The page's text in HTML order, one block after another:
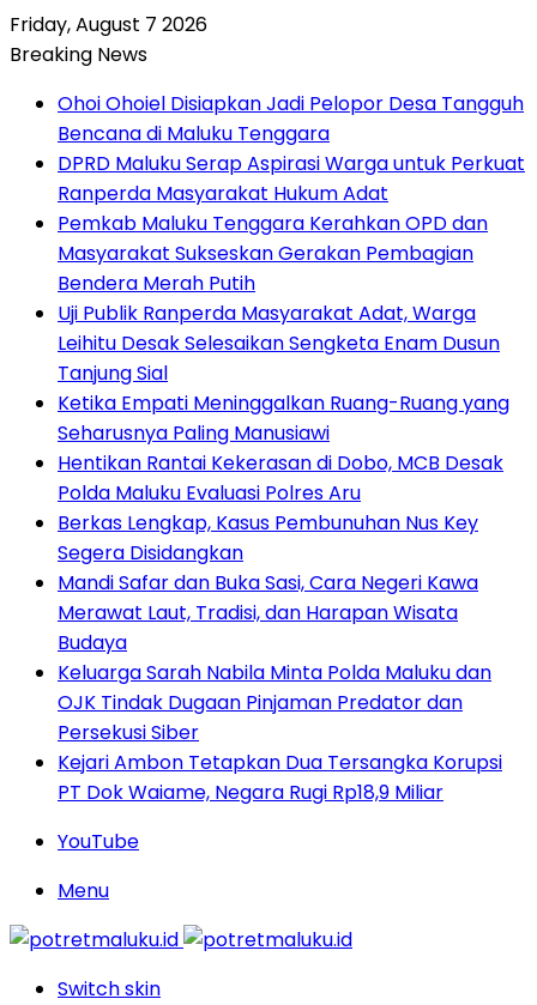
Friday, August 7 2026
Breaking News
Ohoi Ohoiel Disiapkan Jadi Pelopor Desa Tangguh
Bencana di Maluku Tenggara
DPRD Maluku Serap Aspirasi Warga untuk Perkuat
Ranperda Masyarakat Hukum Adat
Pemkab Maluku Tenggara Kerahkan OPD dan
Masyarakat Sukseskan Gerakan Pembagian
Bendera Merah Putih
Uji Publik Ranperda Masyarakat Adat, Warga
Leihitu Desak Selesaikan Sengketa Enam Dusun
Tanjung Sial
Ketika Empati Meninggalkan Ruang-Ruang yang
Seharusnya Paling Manusiawi
Hentikan Rantai Kekerasan di Dobo, MCB Desak
Polda Maluku Evaluasi Polres Aru
Berkas Lengkap, Kasus Pembunuhan Nus Key
Segera Disidangkan
Mandi Safar dan Buka Sasi, Cara Negeri Kawa
Merawat Laut, Tradisi, dan Harapan Wisata
Budaya
Keluarga Sarah Nabila Minta Polda Maluku dan
OJK Tindak Dugaan Pinjaman Predator dan
Persekusi Siber
Kejari Ambon Tetapkan Dua Tersangka Korupsi
PT Dok Waiame, Negara Rugi Rp18,9 Miliar
YouTube
Menu
Switch skin